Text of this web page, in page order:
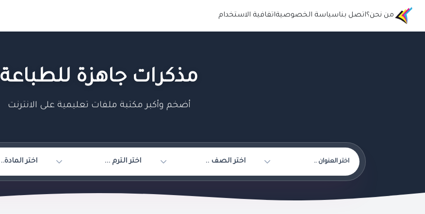
من نحن؟اتصل بناسياسة الخصوصيةاتفافية الاستخدام
مذكرات جاهزة للطباعة
أضخم وأكبر مكتبة ملفات تعليمية على الانترنت